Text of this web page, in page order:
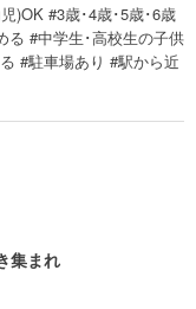
)OK #3歳･4歳･5歳･6歳
る #中学生･高校生の子供
#駐車場あり #駅から近
集まれ